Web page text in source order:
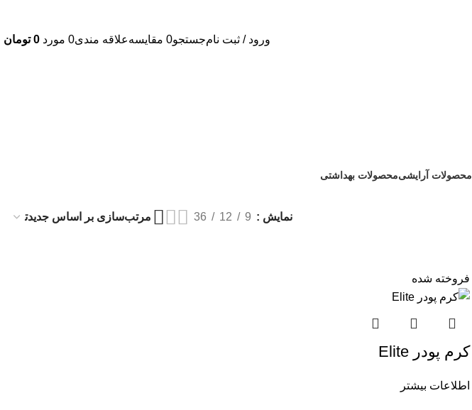
ورود / ثبت نامجستجو0 مقايسهعلاقه مندی0 مورد 0 تومان
محصولات آرایشیمحصولات بهداشتی
نمایش 9
12
36
فروخته شده
کرم پودر Elite
اطلاعات بیشتر